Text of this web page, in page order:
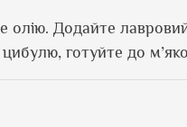
олію. Додайте
готуйте до